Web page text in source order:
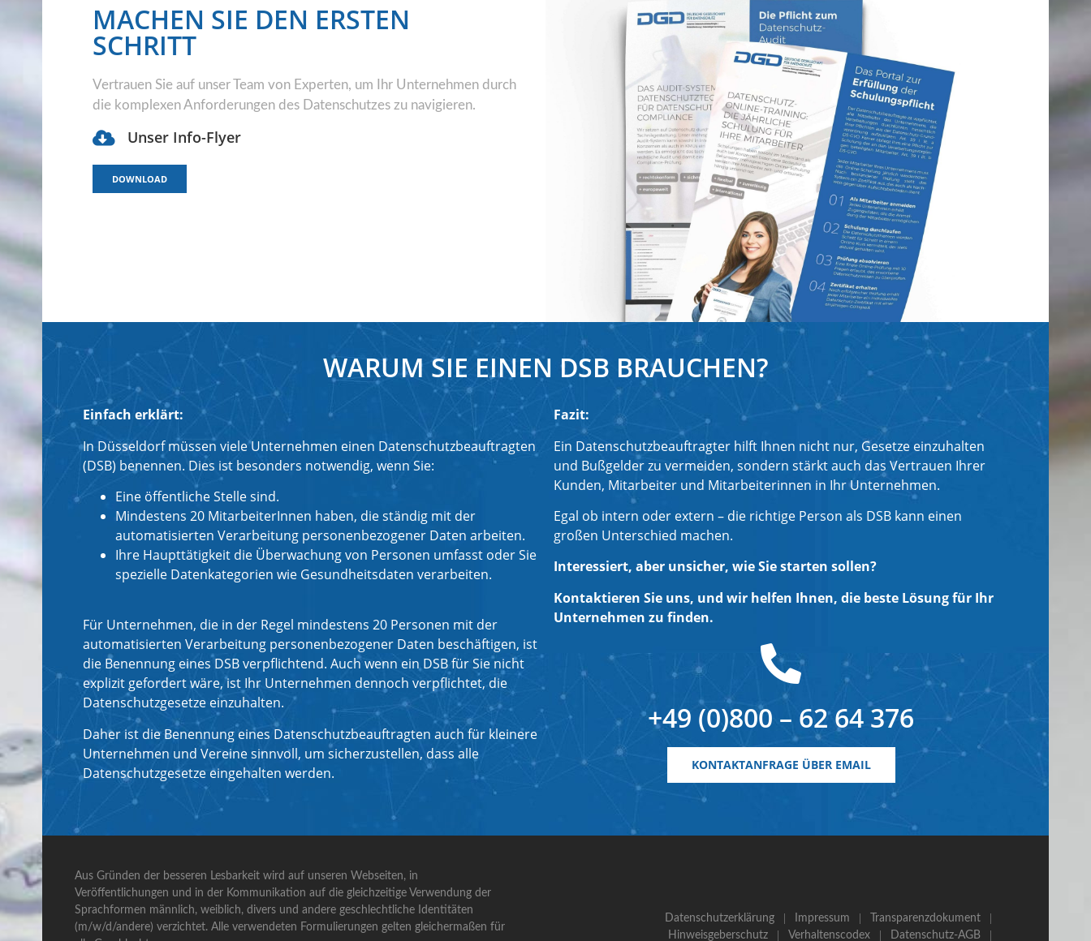
MACHEN SIE DEN ERSTEN
SCHRITT
Vertrauen Sie auf unser Team von Experten, um Ihr Unternehmen durch
die komplexen Anforderungen des Datenschutzes zu navigieren.
Unser Info-Flyer
DOWNLOAD
WARUM SIE EINEN DSB BRAUCHEN?
Einfach erklärt:
In Düsseldorf müssen viele Unternehmen einen Datenschutzbeauftragten
(DSB) benennen. Dies ist besonders notwendig, wenn Sie:
Eine öffentliche Stelle sind.
Mindestens 20 MitarbeiterInnen haben, die ständig mit der
automatisierten Verarbeitung personenbezogener Daten arbeiten.
Ihre Haupttätigkeit die Überwachung von Personen umfasst oder Sie
spezielle Datenkategorien wie Gesundheitsdaten verarbeiten.
Für Unternehmen, die in der Regel mindestens 20 Personen mit der
automatisierten Verarbeitung personenbezogener Daten beschäftigen, ist
die Benennung eines DSB verpflichtend. Auch wenn ein DSB für Sie nicht
explizit gefordert wäre, ist Ihr Unternehmen dennoch verpflichtet, die
Datenschutzgesetze einzuhalten.
Daher ist die Benennung eines Datenschutzbeauftragten auch für kleinere
Unternehmen und Vereine sinnvoll, um sicherzustellen, dass alle
Datenschutzgesetze eingehalten werden.
Fazit:
Ein Datenschutzbeauftragter hilft Ihnen nicht nur, Gesetze einzuhalten
und Bußgelder zu vermeiden, sondern stärkt auch das Vertrauen Ihrer
Kunden, Mitarbeiter und Mitarbeiterinnen in Ihr Unternehmen.
Egal ob intern oder extern – die richtige Person als DSB kann einen
großen Unterschied machen.
Interessiert, aber unsicher, wie Sie starten sollen?
Kontaktieren Sie uns, und wir helfen Ihnen, die beste Lösung für Ihr
Unternehmen zu finden.
+49 (0)800 – 62 64 376
KONTAKTANFRAGE ÜBER EMAIL
Aus Gründen der besseren Lesbarkeit wird auf unseren Webseiten, in
Veröffentlichungen und in der Kommunikation auf die gleichzeitige Verwendung der
Sprachformen männlich, weiblich, divers und andere geschlechtliche Identitäten
(m/w/d/andere) verzichtet. Alle verwendeten Formulierungen gelten gleichermaßen für
Datenschutzerklärung Impressum
Transparenzdokument
Hinweisgeberschutz
Verhaltenscodex Datenschutz-AGB